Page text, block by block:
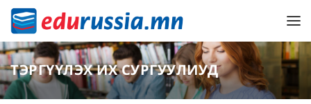
ТЭРГҮҮЛЭХ ИХ СУРГУУЛИУД